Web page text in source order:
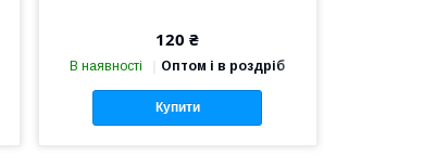
120 ₴
В наявності Оптом і в роздріб
Купити